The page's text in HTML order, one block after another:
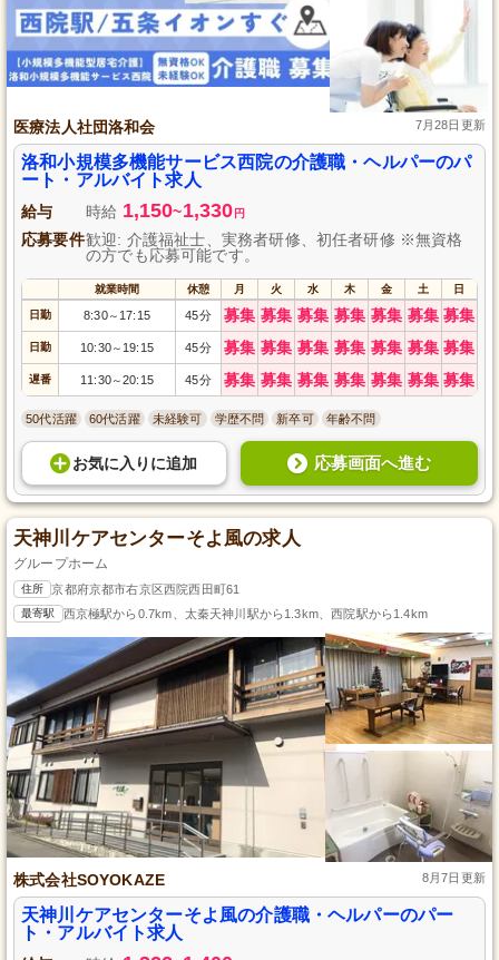
医療法人社団洛和会 7月28日更新
洛和小規模多機能サービス西院の介護職・ヘルパーのパ
ート・アルバイト求人
給与 時給 1,150~1,330 円
応募要件歓迎: 介護福祉士、実務者研修、初任者研修 ※無資格
の方でも応募可能です。
就業時間 休憩 月 火 水 木 金 土 日
日勤 8:30～ 17:15 45分 募集 募集 募集 募集 募集 募集 募集
日勤 10:30～ 19:15 45分 募集 募集 募集 募集 募集 募集 募集
遅番 11:30～20:15 45分 募集 募集 募集 募集 募集 募集 募集
50代活躍 60代活躍 未経験可 学歴不問 新卒可 年齢不問
お気に入り に追加 応募画面へ進む
天神川ケアセンターそよ風の求人
グループホーム
住所 京都府京都市右京区西院西田町61
最寄駅 西京極駅から0.7km、太秦天神川駅から1.3km、西院駅から1.4km
株式会社SOYOKAZE 8月7日更新
天神川ケアセンターそよ風の介護職・ヘルパーのパー
ト・アルバイト求人